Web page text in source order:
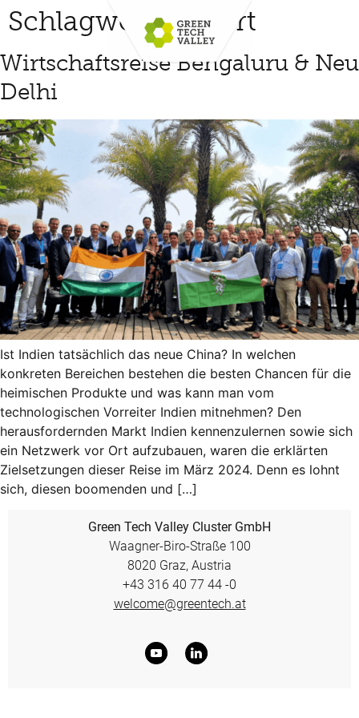
Schlagwort:export
Wirtschaftsreise Bengaluru & Neu
Delhi
Ist Indien tatsächlich das neue China? In welchen
konkreten Bereichen bestehen die besten Chancen für die
heimischen Produkte und was kann man vom
technologischen Vorreiter Indien mitnehmen? Den
herausfordernden Markt Indien kennenzulernen sowie sich
ein Netzwerk vor Ort aufzubauen, waren die erklärten
Zielsetzungen dieser Reise im März 2024. Denn es lohnt
sich, diesen boomenden und […]
Green Tech Valley Cluster GmbH
Waagner-Biro-Straße 100
8020 Graz, Austria
+43 316 40 77 44 -0
welcome@greentech.at